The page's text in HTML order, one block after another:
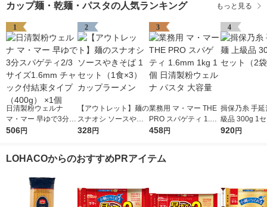
カップ麺・乾麺・パスタの人気ランキング もっと見る
1
日清製粉ウェルナ
マ・マー 早ゆで3分ス
パゲティ2/3サイズ1.6
506円
2
【アウトレット】麺の
スナオシ ソースやき
そば 1セット（1食×
328円
3
業務用 マ・マー THE
PRO スパゲティ 1.6m
m 1kg 1個 日清製粉ウ
458円
4
揖保乃糸 手延
級品 300g 1
袋）
920円
LOHACOからのおすすめPRアイテム